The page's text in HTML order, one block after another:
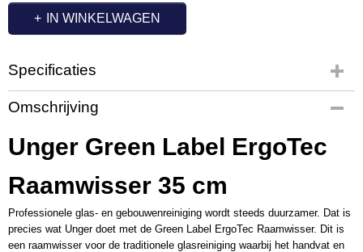
IN WINKELWAGEN
Specificaties
Productcode
UT3591
Productcode leverancier
GTS35
Omschrijving
Unger Green Label ErgoTec
Raamwisser 35 cm
Professionele glas- en gebouwenreiniging wordt steeds duurzamer. Dat is
precies wat Unger doet met de Green Label ErgoTec Raamwisser. Dit is
een raamwisser voor de traditionele glasreiniging waarbij het handvat en